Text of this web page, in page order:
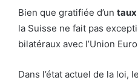
Bien que gratifiée d’un taux
la Suisse ne fait pas
bilatéraux avec l’Union
Dans l’état actuel de la loi,